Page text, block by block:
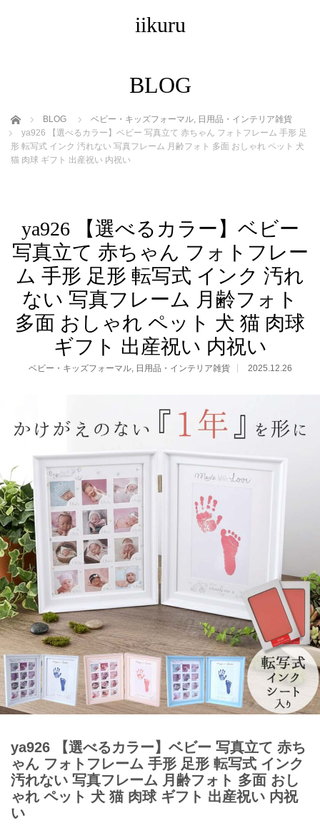
iikuru
BLOG
ホーム BLOG ベビー・キッズフォーマル, 日用品・インテリア雑貨
ya926 【選べるカラー】ベビー 写真立て 赤ちゃん フォトフレーム 手形 足
形 転写式 インク 汚れない 写真フレーム 月齢フォト 多面 おしゃれ ペット 犬
猫 肉球 ギフト 出産祝い 内祝い
ya926 【選べるカラー】ベビー
写真立て 赤ちゃん フォトフレー
ム 手形 足形 転写式 インク 汚れ
ない 写真フレーム 月齢フォト
多面 おしゃれ ペット 犬 猫 肉球
ギフト 出産祝い 内祝い
ベビー・キッズフォーマル, 日用品・インテリア雑貨 2025.12.26
ya926 【選べるカラー】ベビー 写真立て 赤ち
ゃん フォトフレーム 手形 足形 転写式 インク
汚れない 写真フレーム 月齢フォト 多面 おし
ゃれ ペット 犬 猫 肉球 ギフト 出産祝い 内祝
い